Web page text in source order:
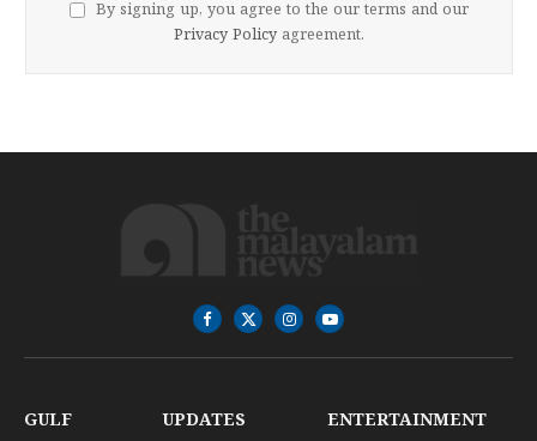
By signing up, you agree to the our terms and our
Privacy Policy agreement.
Facebook
X
(Twitter)
InstagramYouTube
GULF UPDATES ENTERTAINMENT